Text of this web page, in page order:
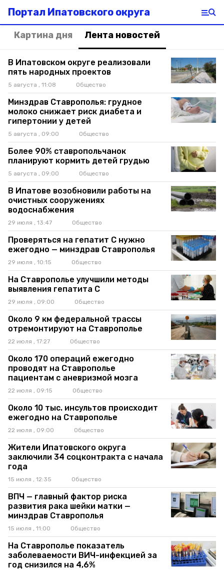
Портал Ипатовского округа
Картина дня Лента новостей
В Ипатовском округе реализовали
пять народных проектов
5 августа , 11:08 Общество
Минздрав Ставрополья: грудное
молоко снижает риск диабета и
гипертонии у детей
5 августа , 09:00 Общество
Более 90% ставропольчанок
планируют кормить детей грудью
5 августа , 09:00 Общество
В Ипатове возобновили работы на
очистных сооружениях
водоснабжения
29 июля , 13:47 Общество
Проверяться на гепатит C нужно
ежегодно — минздрав Ставрополья
29 июля , 10:15 Общество
На Ставрополье улучшили методы
выявления гепатита C
29 июля , 09:00 Общество
Около 9 км федеральной трассы
отремонтируют на Ставрополье
22 июля , 17:27 Общество
Около 170 операций ежегодно
проводят на Ставрополье
пациентам с аневризмой мозга
22 июля , 09:15 Общество
Около 10 тыс. инсультов происходит
ежегодно на Ставрополье
22 июля , 09:00 Общество
Жители Ипатовского округа
заключили 34 соцконтракта с начала
года
15 июля , 12:35 Общество
ВПЧ — главный фактор риска
развития рака шейки матки —
минздрав Ставрополья
15 июля , 11:00 Общество
На Ставрополье показатель
заболеваемости ВИЧ-инфекцией за
год снизился на 4,6%